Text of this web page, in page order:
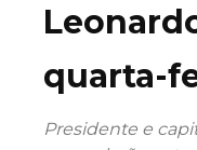
quarta-
Presidente e